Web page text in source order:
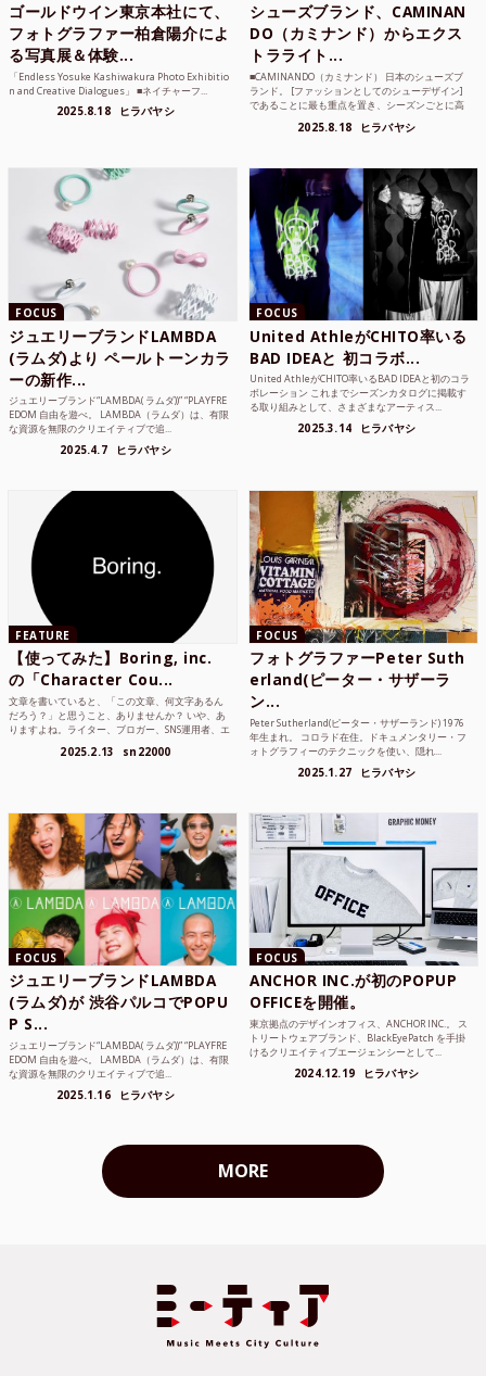
ゴールドウイン東京本社にて、
フォトグラファー柏倉陽介によ
る写真展＆体験...
「Endless Yosuke Kashiwakura Photo Exhibitio
n and Creative Dialogues」 ■ネイチャーフ...
2025.8.18 ヒラバヤシ
シューズブランド、CAMINAN
DO（カミナンド）からエクス
トラライト...
■CAMINANDO（カミナンド） 日本のシューズブ
ランド。 [ファッションとしてのシューデザイン]
であることに最も重点を置き、シーズンごとに高
2025.8.18 ヒラバヤシ
FOCUS
ジュエリーブランドLAMBDA
(ラムダ)より ペールトーンカラ
ーの新作...
ジュエリーブランド“LAMBDA( ラムダ))” “PLAYFRE
EDOM 自由を遊べ。 LAMBDA（ラムダ）は、有限
な資源を無限のクリエイティブで追...
2025.4.7 ヒラバヤシ
FOCUS
United AthleがCHITO率いる
BAD IDEAと 初コラボ...
United AthleがCHITO率いるBAD IDEAと初のコラ
ボレーション これまでシーズンカタログに掲載す
る取り組みとして、さまざまなアーティス...
2025.3.14 ヒラバヤシ
FEATURE
【使ってみた】Boring, inc.
の「Character Cou...
文章を書いていると、「この文章、何文字あるん
だろう？」と思うこと、ありませんか？ いや、あ
りますよね。ライター、ブロガー、SNS運用者、エ
2025.2.13 sn22000
FOCUS
フォトグラファーPeter Suth
erland(ピーター・サザーラ
ン...
Peter Sutherland(ピーター・サザーランド) 1976
年生まれ。 コロラド在住。ドキュメンタリー・フ
ォトグラフィーのテクニックを使い、隠れ...
2025.1.27 ヒラバヤシ
FOCUS
ジュエリーブランドLAMBDA
(ラムダ)が 渋谷パルコでPOPU
P S...
ジュエリーブランド“LAMBDA( ラムダ))” “PLAYFRE
EDOM 自由を遊べ。 LAMBDA（ラムダ）は、有限
な資源を無限のクリエイティブで追...
2025.1.16 ヒラバヤシ
FOCUS
ANCHOR INC.が初のPOPUP
OFFICEを開催。
東京拠点のデザインオフィス、ANCHOR INC.。 ス
トリートウェアブランド、BlackEyePatch を手掛
けるクリエイティブエージェンシーとして...
2024.12.19 ヒラバヤシ
MORE